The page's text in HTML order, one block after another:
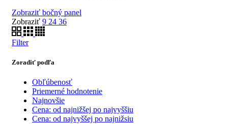
Zobraziť bočný panel
Zobraziť 9 24 36
Filter
Zoradiť podľa
Obľúbenosť
Priemerné hodnotenie
Najnovšie
Cena: od najnižšej po najvyššiu
Cena: od najvyššej po najnižsiu